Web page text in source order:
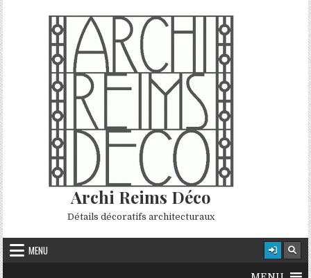
Skip to content
Archi Reims Déco
Détails décoratifs architecturaux
MENU